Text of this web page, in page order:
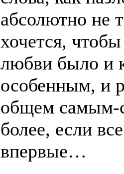
абсолютно не
хочется,
любви было и
особенным, и
общем
более, если
впервые…